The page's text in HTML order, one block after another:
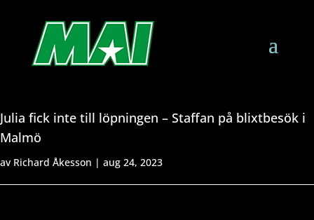
Julia fick inte till löpningen – Staffan på blixtbesök i
Malmö
av Richard Åkesson | aug 24, 2023